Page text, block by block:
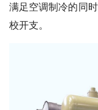
满足空调制冷的同
校开支。